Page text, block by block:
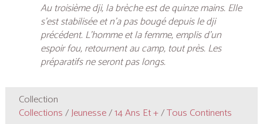
Au troisième dji, la brèche est de quinze mains. Elle
s’est stabilisée et n’a pas bougé depuis le dji
précédent. L’homme et la femme, emplis d’un
espoir fou, retournent au camp, tout près. Les
préparatifs ne seront pas longs.
Collection
Collections/Jeunesse/14 Ans Et +/Tous Continents